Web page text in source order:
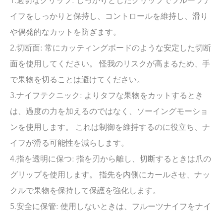
イフをしっかりと保持し、コントロールを維持し、滑り
や偶発的なカットを防ぎます。
2.切断面: 常にカッティングボードのような安定した切断
面を使用してください。 怪我のリスクが高まるため、手
で果物を切ることは避けてください。
3.ナイフテクニック: よりタフな果物をカットするとき
は、過度の力を加えるのではなく、ソーイングモーショ
ンを使用します。 これは制御を維持するのに役立ち、ナ
イフが滑る可能性を減らします。
4.指を透明に保つ: 指を刃から離し、切断するときは爪の
グリップを使用します。 指先を内側にカールさせ、ナッ
クルで果物を保持して保護を強化します。
5.安全に保管: 使用しないときは、フルーツナイフをナイ